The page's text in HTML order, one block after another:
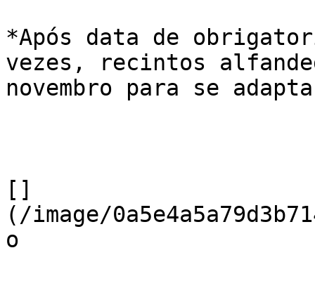
*Após data de
vezes, recintos
novembro para se
[]
(/image/
o